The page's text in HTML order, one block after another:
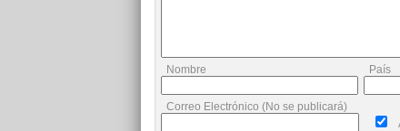
Nombre País
Correo Electrónico (No se publicará)